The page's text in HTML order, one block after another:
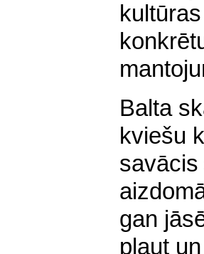
Balta
kviešu
gan
pļaut